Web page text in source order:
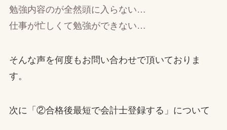
勉強内容のが全然頭に入らない…
仕事が忙しくて勉強ができない…
そんな声を何度もお問い合わせで頂いておりま
す。
次に「②合格後最短で会計士登録する」について